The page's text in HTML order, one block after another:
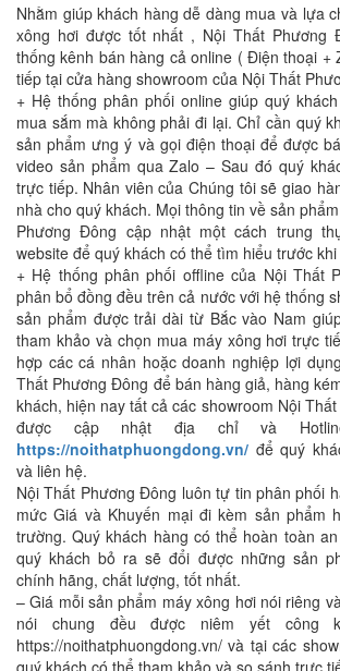
Nhằm giúp khách hàng dễ dàng mua và lựa
xông hơi được tốt nhất , Nội Thất
thống kênh bán hàng cả online ( Điện thoại +
tiếp tại cửa hàng showroom của Nội Thất
+ Hệ thống phân phối online giúp quý
mua sắm mà không phải đi lại. Chỉ cần quý
sản phẩm ưng ý và gọi điện thoại để được
video sản phẩm qua Zalo – Sau đó quý
trực tiếp. Nhân viên của Chúng tôi sẽ giao
nhà cho quý khách. Mọi thông tin về sản
Phương Đông cập nhật một cách trung
website để quý khách có thể tìm hiểu trước
+ Hệ thống phân phối offline của Nội Thất
phân bổ đồng đều trên cả nước với hệ thống
sản phẩm được trải dài từ Bắc vào Nam
tham khảo và chọn mua máy xông hơi trực
hợp các cá nhân hoặc doanh nghiệp lợi
Thất Phương Đông để bán hàng giả, hàng
khách, hiện nay tất cả các showroom Nội
được cập nhật địa chỉ và
https://noithatphuongdong.vn/ để quý
và liên hệ.
Nội Thất Phương Đông luôn tự tin phân phối
mức Giá và Khuyến mại đi kèm sản phẩm
trường. Quý khách hàng có thể hoàn toàn
quý khách bỏ ra sẽ đổi được những sản
chính hãng, chất lượng, tốt nhất.
– Giá mỗi sản phẩm máy xông hơi nói riêng
nói chung đều được niêm yết công
https://noithatphuongdong.vn/ và tại các
quý khách có thể tham khảo và so sánh trực